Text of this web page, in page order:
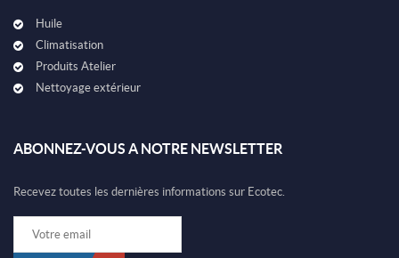
Huile
Climatisation
Produits Atelier
Nettoyage extérieur
ABONNEZ-VOUS A NOTRE NEWSLETTER
Recevez toutes les dernières informations sur Ecotec.